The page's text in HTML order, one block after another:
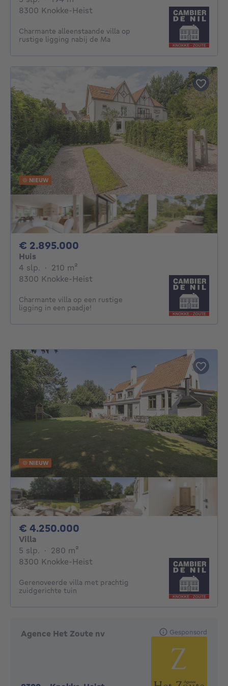
8300 Knokke-Heist
Charmante alleenstaande villa op
rustige ligging nabij de Ma
NIEUW
€ 2.895.000
Huis
4 slp. 4 slaapkamers
· 210 m²
8300 Knokke-Heist
Charmante villa op een rustige
ligging in een paadje!
NIEUW
€ 4.250.000
Villa
5 slp. 5 slaapkamers
· 280 m²
8300 Knokke-Heist
Gerenoveerde villa met prachtig
zuidgerichte tuin
Agence Het Zoute nv Gesponsord